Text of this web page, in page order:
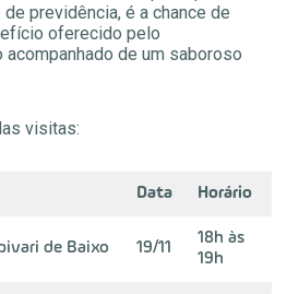
previdência, é a chance de
oferecido pelo
acompanhado de um saboroso
visitas:
Data Horário
de Baixo 19/11
18h às
19h